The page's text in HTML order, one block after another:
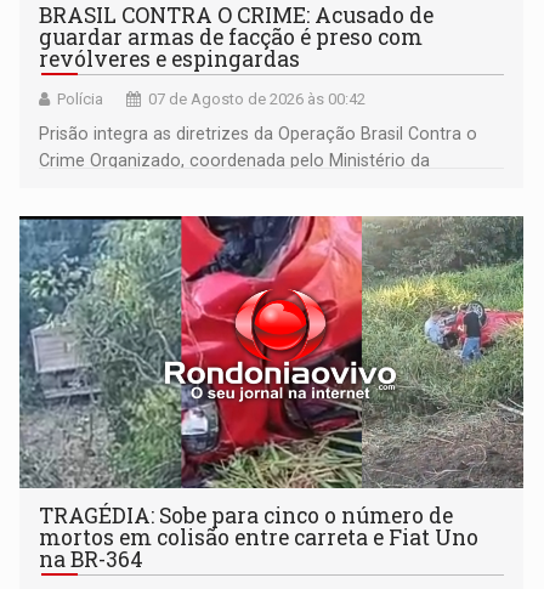
BRASIL CONTRA O CRIME: Acusado de
guardar armas de facção é preso com
revólveres e espingardas
Polícia 07 de Agosto de 2026 às 00:42
Prisão integra as diretrizes da Operação Brasil Contra o
Crime Organizado, coordenada pelo Ministério da
TRAGÉDIA: Sobe para cinco o número de
mortos em colisão entre carreta e Fiat Uno
na BR-364